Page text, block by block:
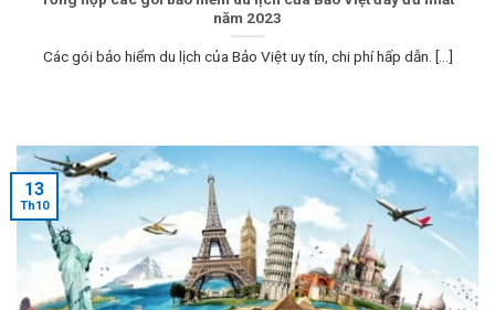
năm 2023
Các gói bảo hiểm du lịch của Bảo Việt uy tín, chi phí hấp dẫn. [...]
13
Th10